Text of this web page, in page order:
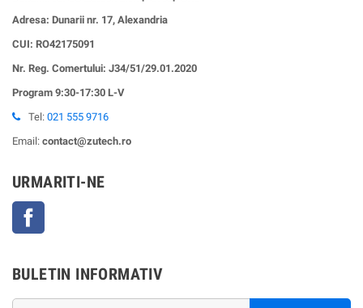
Adresa: Dunarii nr. 17, Alexandria
CUI: RO42175091
Nr. Reg. Comertului: J34/51/29.01.2020
Program 9:30-17:30 L-V
Tel: 021 555 9716
Email: contact@zutech.ro
URMARITI-NE
BULETIN INFORMATIV